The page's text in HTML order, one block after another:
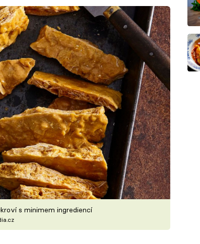
s minimem ingrediencí